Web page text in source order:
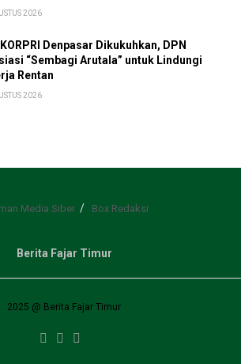
2026
KORPRI Denpasar Dikukuhkan, DPN
“Sembagi Arutala” untuk Lindungi
Rentan
2026
Media Siber Box Redaksi
Berita Fajar Timur
2025 @ Berita Fajar Timur